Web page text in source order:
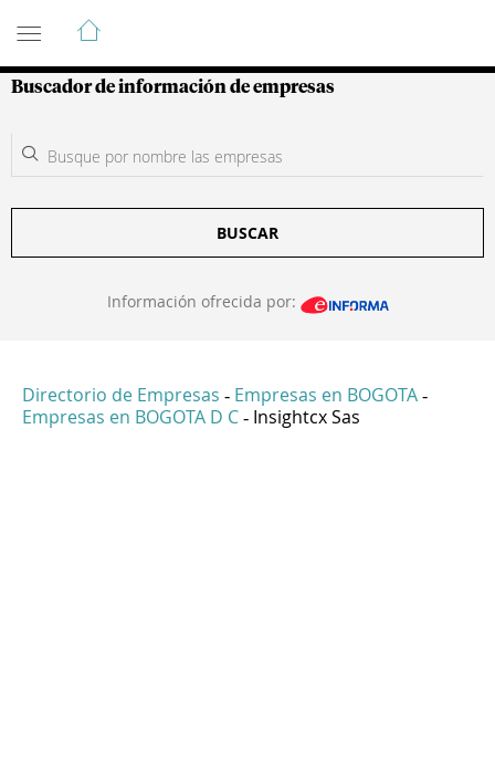
Guía de Empresas Colombianas
Buscador de información de empresas
BUSCAR
Información ofrecida por:
Directorio de Empresas - Empresas en BOGOTA -
Empresas en BOGOTA D C - Insightcx Sas